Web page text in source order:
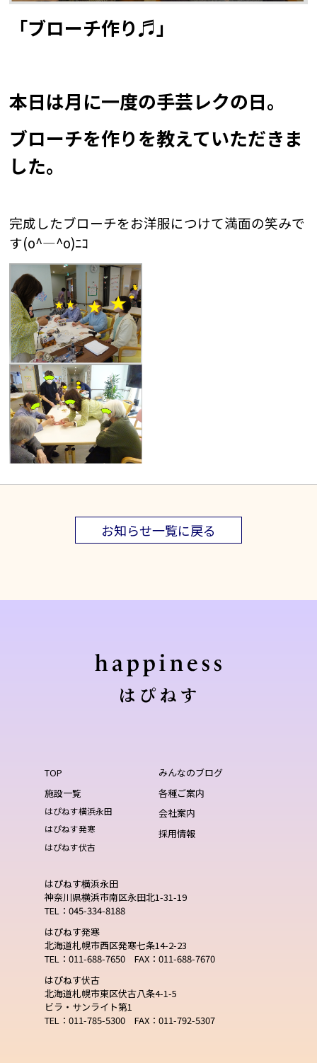
「ブローチ作り♬」
本日は月に一度の手芸レクの日。
ブローチを作りを教えていただきま
した。
完成したブローチをお洋服につけて満面の笑みで
す(o^―^o)ﾆｺ
お知らせ一覧に戻る
TOP
みんなのブログ
施設一覧
はぴねす横浜永田
はぴねす発寒
はぴねす伏古
各種ご案内
会社案内
採用情報
はぴねす横浜永田
神奈川県横浜市南区永田北1-31-19
TEL：045-334-8188
はぴねす発寒
北海道札幌市西区発寒七条14-2-23
TEL：011-688-7650 FAX：011-688-7670
はぴねす伏古
北海道札幌市東区伏古八条4-1-5
ビラ・サンライト第1
TEL：011-785-5300 FAX：011-792-5307